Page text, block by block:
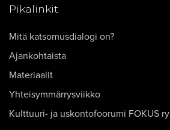
Pikalinkit
Mitä katsomusdialogi on?
Ajankohtaista
Materiaalit
Yhteisymmärrysviikko
Kulttuuri- ja uskontofoorumi FOKUS ry